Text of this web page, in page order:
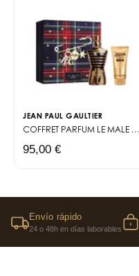
JEAN PAUL GAULTIER
COFFRET PARFUM LE MALE ELIXIR
95,00 €
Envío rápido
24 o 48h en días laborables